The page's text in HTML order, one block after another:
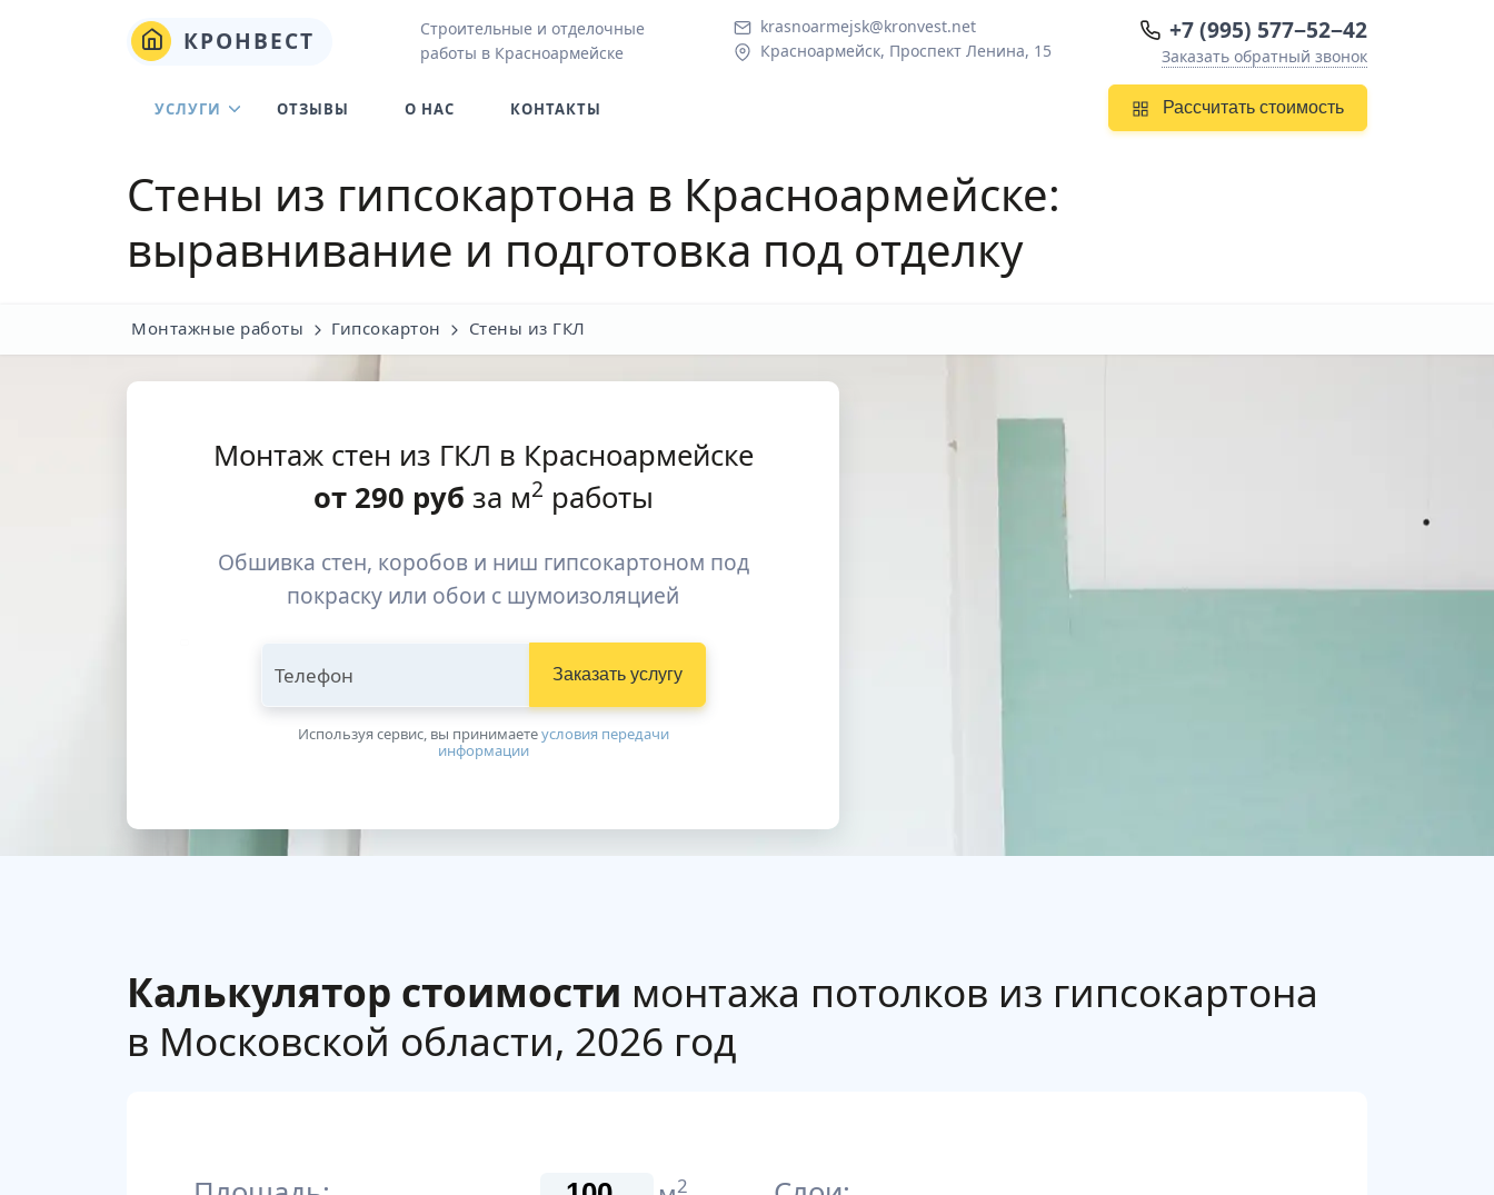
КРОНВЕСТ
Строительные и отделочные
работы в Красноармейске
krasnoarmejsk@kronvest.net
Красноармейск, Проспект Ленина, 15
+7 (995) 577−52−42
Заказать обратный звонок
Рассчитать стоимость
УСЛУГИ ОТЗЫВЫ О НАС КОНТАКТЫ
Стены из гипсокартона в Красноармейске:
выравнивание и подготовка под отделку
Монтажные работы Гипсокартон Стены из ГКЛ
Монтаж стен из ГКЛ в Красноармейске
от 290 руб за м2 работы
Обшивка стен, коробов и ниш гипсокартоном под
покраску или обои с шумоизоляцией
Телефон Заказать услугу
Используя сервис, вы принимаетeусловия передачи
информации
Калькулятор стоимости монтажа потолков из гипсокартона
в Московской области, 2026 год
2